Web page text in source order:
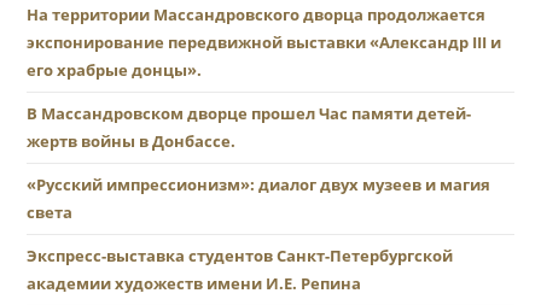
На территории Массандровского дворца продолжается
экспонирование передвижной выставки «Александр III и
его храбрые донцы».
В Массандровском дворце прошел Час памяти детей-
жертв войны в Донбассе.
«Русский импрессионизм»: диалог двух музеев и магия
света
Экспресс-выставка студентов Санкт-Петербургской
академии художеств имени И.Е. Репина